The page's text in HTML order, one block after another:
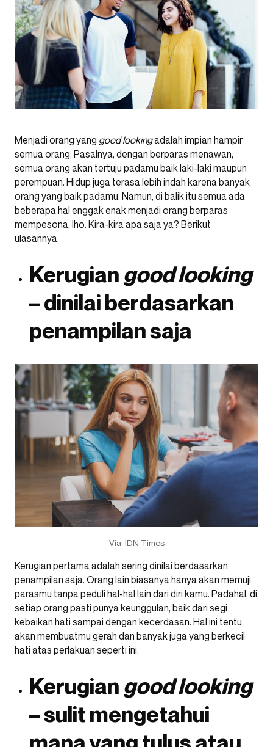
Menjadi orang yang good lookingadalah impian hampir
semua orang. Pasalnya, dengan berparas menawan,
semua orang akan tertuju padamu baik laki-laki maupun
perempuan. Hidup juga terasa lebih indah karena banyak
orang yang baik padamu. Namun, di balik itu semua ada
beberapa hal enggak enak menjadi orang berparas
mempesona, lho. Kira-kira apa saja ya? Berikut
ulasannya.
Kerugian good looking
– dinilai berdasarkan
penampilan saja
Via: IDN Times
Kerugian pertama adalah sering dinilai berdasarkan
penampilan saja. Orang lain biasanya hanya akan memuji
parasmu tanpa peduli hal-hal lain dari diri kamu. Padahal, di
setiap orang pasti punya keunggulan, baik dari segi
kebaikan hati sampai dengan kecerdasan. Hal ini tentu
akan membuatmu gerah dan banyak juga yang berkecil
hati atas perlakuan seperti ini.
Kerugian good looking
– sulit mengetahui